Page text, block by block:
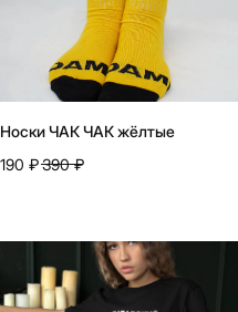
Носки ЧАК ЧАК жёлтые
190 ₽390 ₽